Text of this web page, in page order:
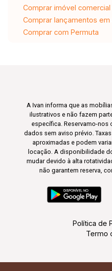
Comprar imóvel
Comprar lançamentos em
Comprar com Permuta
A Ivan informa que as
ilustrativos e não fazem
específica. Reservamo-nos
dados sem aviso prévio.
aproximadas e podem
locação. A disponibilidade
mudar devido à alta
não garantem reserva,
Política de
Termo